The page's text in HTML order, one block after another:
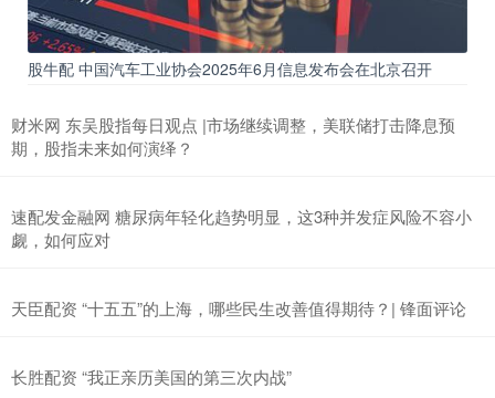
股牛配 中国汽车工业协会2025年6月信息发布会在北京召开
财米网 东吴股指每日观点 |市场继续调整，美联储打击降息预
期，股指未来如何演绎？
速配发金融网 糖尿病年轻化趋势明显，这3种并发症风险不容小
觑，如何应对
天臣配资 “十五五”的上海，哪些民生改善值得期待？| 锋面评论
长胜配资 “我正亲历美国的第三次内战”